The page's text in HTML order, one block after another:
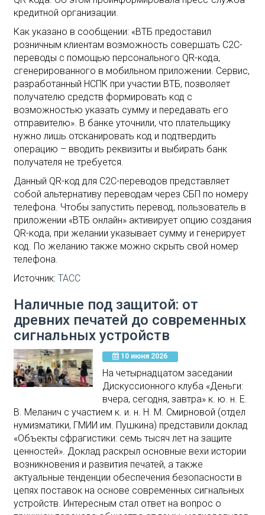
кредитной организации.
Как указано в сообщении: «ВТБ предоставил
розничным клиентам возможность совершать C2C-
переводы с помощью персонального QR-кода,
сгенерированного в мобильном приложении. Сервис,
разработанный НСПК при участии ВТБ, позволяет
получателю средств формировать код с
возможностью указать сумму и передавать его
отправителю». В банке уточнили, что плательщику
нужно лишь отсканировать код и подтвердить
операцию – вводить реквизиты и выбирать банк
получателя не требуется.
Данный QR-код для C2C-переводов представляет
собой альтернативу переводам через СБП по номеру
телефона. Чтобы запустить перевод, пользователь в
приложении «ВТБ онлайн» активирует опцию создания
QR-кода, при желании указывает сумму и генерирует
код. По желанию также можно скрыть свой номер
телефона.
Источник: ТАСС
Наличные под защитой: от
древних печатей до современных
сигнальных устройств
10 июня 2026
На четырнадцатом заседании
Дискуссионного клуба «Деньги:
вчера, сегодня, завтра» к. ю. н. Е.
В. Меланич с участием к. и. н. Н. М. Смирновой (отдел
нумизматики, ГМИИ им. Пушкина) представили доклад
«Объекты сфрагистики: семь тысяч лет на защите
ценностей». Доклад раскрыл основные вехи истории
возникновения и развития печатей, а также
актуальные тенденции обеспечения безопасности в
цепях поставок на основе современных сигнальных
устройств. Интересным стал ответ на вопрос о